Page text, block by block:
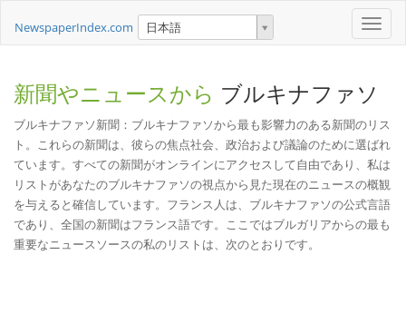
Toggle
NewspaperIndex.com 日本語
新聞やニュースから ブルキナファソ
ブルキナファソ新聞：ブルキナファソから最も影響力のある新聞のリス
ト。これらの新聞は、彼らの焦点社会、政治および議論のために選ばれ
ています。すべての新聞がオンラインにアクセスして自由であり、私は
リストがあなたのブルキナファソの視点から見た現在のニュースの概観
を与えると確信しています。フランス人は、ブルキナファソの公式言語
であり、全国の新聞はフランス語です。ここではブルガリアからの最も
重要なニュースソースの私のリストは、次のとおりです。